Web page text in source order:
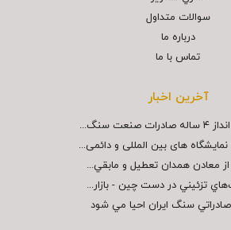
سوالات متداول
درباره ما
تماس با ما
آخرین اخبار
صنعت سنگ...
های بین المللی و دائمی...
تزئيني در دست چين - بازار...
صادراتي سنگ ايران احيا مي شود